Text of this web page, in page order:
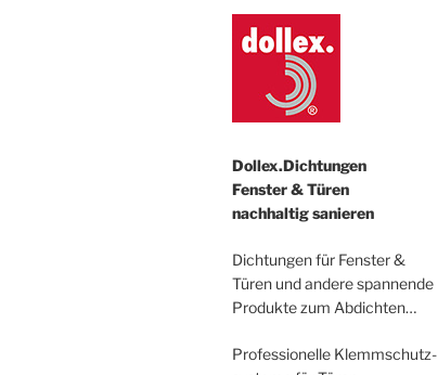
Dollex.Dichtungen
Fenster & Türen
nachhaltig sanieren
Dichtungen für Fenster &
Türen und andere spannende
Produkte zum Abdichten…
Professionelle Klemmschutz-